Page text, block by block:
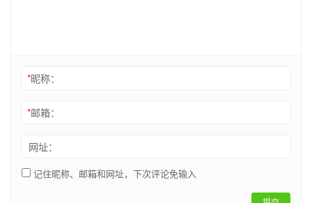
*昵称：
*邮箱：
网址：
记住昵称、邮箱和网址，下次评论免输入